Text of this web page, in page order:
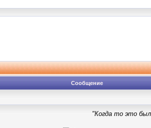
Сообщение
"Когда то это